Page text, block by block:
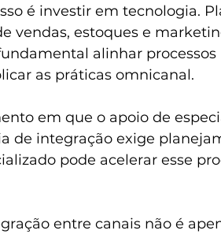
é investir em tecnologia.
vendas, estoques e
alinhar
as práticas omnicanal.
em que o apoio de
de integração exige
pode acelerar esse
entre canais não é